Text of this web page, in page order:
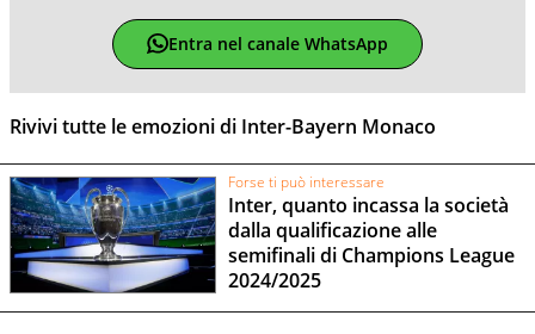
Entra nel canale WhatsApp
Rivivi tutte le emozioni di Inter-Bayern Monaco
Forse ti può interessare
Inter, quanto incassa la società
dalla qualificazione alle
semifinali di Champions League
2024/2025